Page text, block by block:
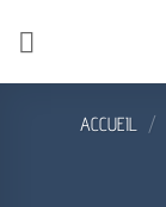
ACCUEIL /